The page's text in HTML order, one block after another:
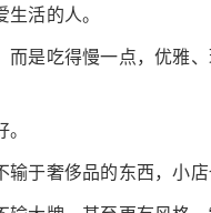
活的人。
是吃得慢一点，优雅
于奢侈品的东西，小店